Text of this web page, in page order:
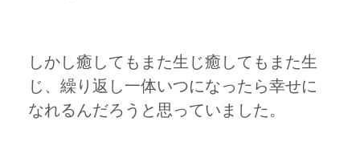
しかし癒してもまた生じ癒してもまた生
じ、繰り返し一体いつになったら幸せに
なれるんだろうと思っていました。